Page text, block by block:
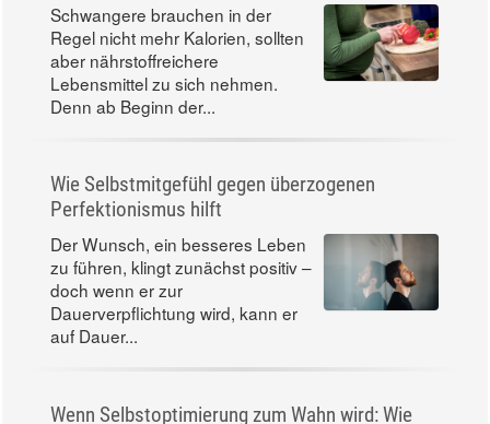
Schwangere brauchen in der
Regel nicht mehr Kalorien, sollten
aber nährstoffreichere
Lebensmittel zu sich nehmen.
Denn ab Beginn der...
Wie Selbstmitgefühl gegen überzogenen
Perfektionismus hilft
Der Wunsch, ein besseres Leben
zu führen, klingt zunächst positiv –
doch wenn er zur
Dauerverpflichtung wird, kann er
auf Dauer...
Wenn Selbstoptimierung zum Wahn wird: Wie